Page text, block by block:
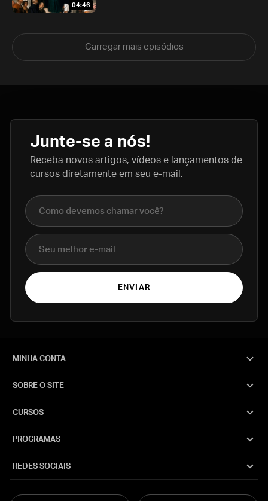
04:46
Carregar mais episódios
Junte-se a nós!
Receba novos artigos, vídeos e lançamentos de
cursos diretamente em seu e-mail.
Nome completo
E-mail
ENVIAR
MINHA CONTA
SOBRE O SITE
CURSOS
PROGRAMAS
REDES SOCIAIS